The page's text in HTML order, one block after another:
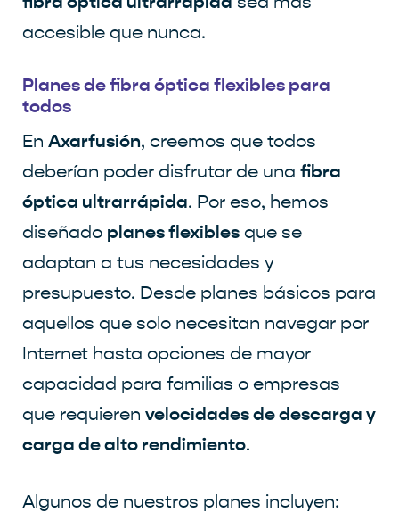
accesible que nunca.
Planes de fibra óptica flexibles para
todos
En Axarfusión, creemos que todos
deberían poder disfrutar de una fibra
óptica ultrarrápida. Por eso, hemos
diseñado planes flexibles que se
adaptan a tus necesidades y
presupuesto. Desde planes básicos para
aquellos que solo necesitan navegar por
Internet hasta opciones de mayor
capacidad para familias o empresas
que requieren velocidades de descarga y
carga de alto rendimiento.
Algunos de nuestros planes incluyen: